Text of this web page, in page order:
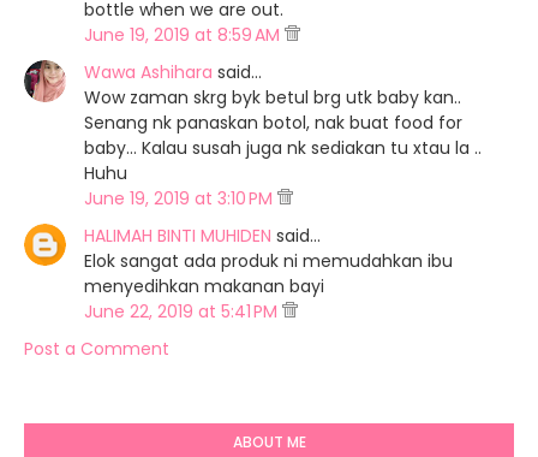
bottle when we are out.
June 19, 2019 at 8:59 AM
Wawa Ashihara said…
Wow zaman skrg byk betul brg utk baby kan..
Senang nk panaskan botol, nak buat food for
baby... Kalau susah juga nk sediakan tu xtau la ..
Huhu
June 19, 2019 at 3:10 PM
HALIMAH BINTI MUHIDEN said…
Elok sangat ada produk ni memudahkan ibu
menyedihkan makanan bayi
June 22, 2019 at 5:41 PM
Post a Comment
ABOUT ME